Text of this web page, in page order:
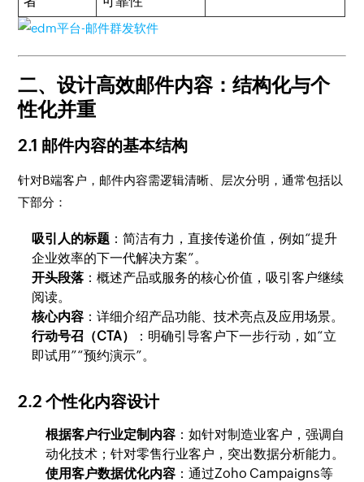
二、设计高效邮件内容：结构化与个
性化并重
2.1 邮件内容的基本结构
针对B端客户，邮件内容需逻辑清晰、层次分明，通常包括以
下部分：
吸引人的标题 ：简洁有力，直接传递价值，例如“提升
企业效率的下一代解决方案”。
开头段落 ：概述产品或服务的核心价值，吸引客户继续
阅读。
核心内容 ：详细介绍产品功能、技术亮点及应用场景。
行动号召（CTA）
：明确引导客户下一步行动，如“立
即试用”“预约演示”。
2.2 个性化内容设计
根据客户行业定制内容 ：如针对制造业客户，强调自
动化技术；针对零售行业客户，突出数据分析能力。
使用客户数据优化内容 ：通过Zoho Campaigns等